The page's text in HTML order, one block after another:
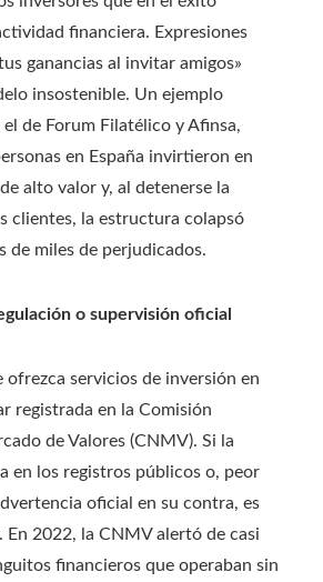
financiera. Expresiones
ganancias al invitar amigos»
insostenible. Un ejemplo
de Forum Filatélico y Afinsa,
en España invirtieron en
alto valor y, al detenerse la
clientes, la estructura colapsó
de miles de perjudicados.
o supervisión oficial
ofrezca servicios de inversión en
registrada en la Comisión
de Valores (CNMV). Si la
en los registros públicos o, peor
oficial en su contra, es
En 2022, la CNMV alertó de casi
financieros que operaban sin